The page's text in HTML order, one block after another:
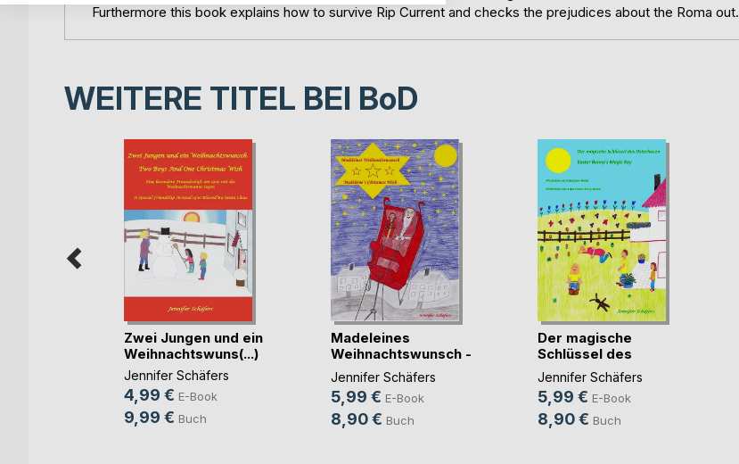
Furthermore this book explains how to survive Rip Current and checks the prejudices about the Roma out.
WEITERE TITEL BEI BoD
Zwei Jungen und ein
Weihnachtswuns(...)
Jennifer Schäfers
4,99 € E-Book
9,99 € Buch
Madeleines
Weihnachtswunsch -
Ma(...)
Jennifer Schäfers
5,99 € E-Book
8,90 € Buch
Der magische
Schlüssel des
Osterha(...)
Jennifer Schäfers
5,99 € E-Book
8,90 € Buch